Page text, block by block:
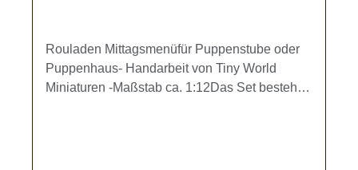
Rouladen Mittagsmenüfür Puppenstube oder
Puppenhaus- Handarbeit von Tiny World
Miniaturen -Maßstab ca. 1:12Das Set besteht